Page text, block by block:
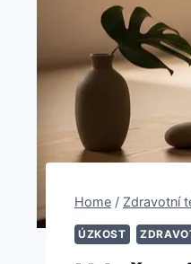
Home / Zdravotní
ÚZKOST